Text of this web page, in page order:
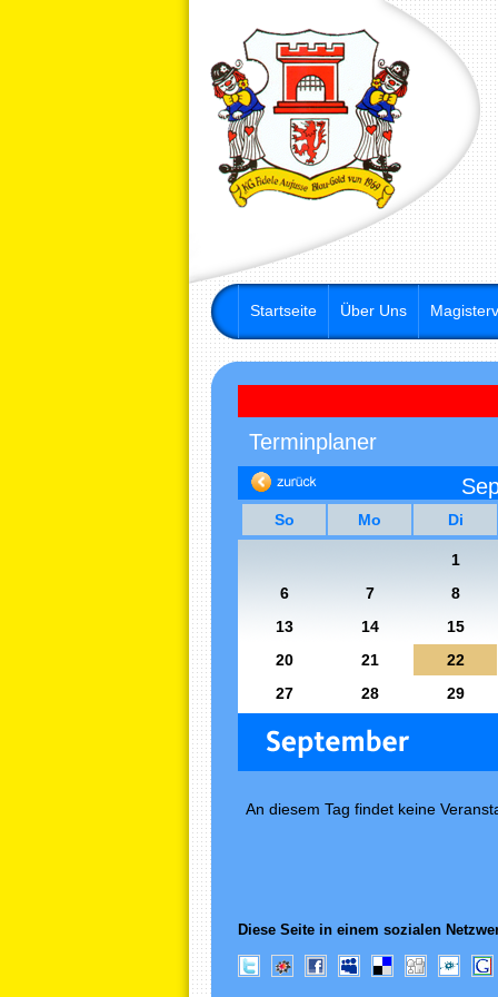
Startseite Über Uns
Terminplaner
So Mo Di
1
6
7
8
13
14
15
20
21
22
27
28 29
An diesem Tag findet keine
Diese Seite in einem sozialen